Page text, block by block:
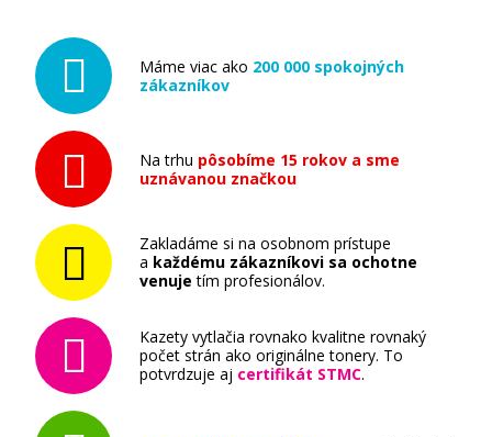
Máme viac ako 200 000 spokojných
zákazníkov
Na trhu pôsobíme 15 rokov a sme
uznávanou značkou
Zakladáme si na osobnom prístupe
a každému zákazníkovi sa ochotne
venuje tím profesionálov.
Kazety vytlačia rovnako kvalitne rovnaký
počet strán ako originálne tonery. To
potvrdzuje aj certifikát STMC.